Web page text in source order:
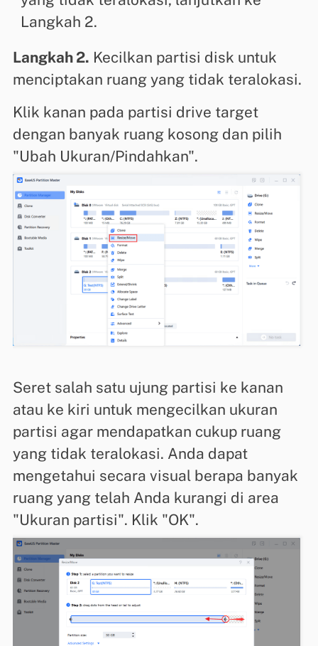
Langkah 2.
Langkah 2. Kecilkan partisi disk untuk
menciptakan ruang yang tidak teralokasi.
Klik kanan pada partisi drive target
dengan banyak ruang kosong dan pilih
"Ubah Ukuran/Pindahkan".
Seret salah satu ujung partisi ke kanan
atau ke kiri untuk mengecilkan ukuran
partisi agar mendapatkan cukup ruang
yang tidak teralokasi. Anda dapat
mengetahui secara visual berapa banyak
ruang yang telah Anda kurangi di area
"Ukuran partisi". Klik "OK".